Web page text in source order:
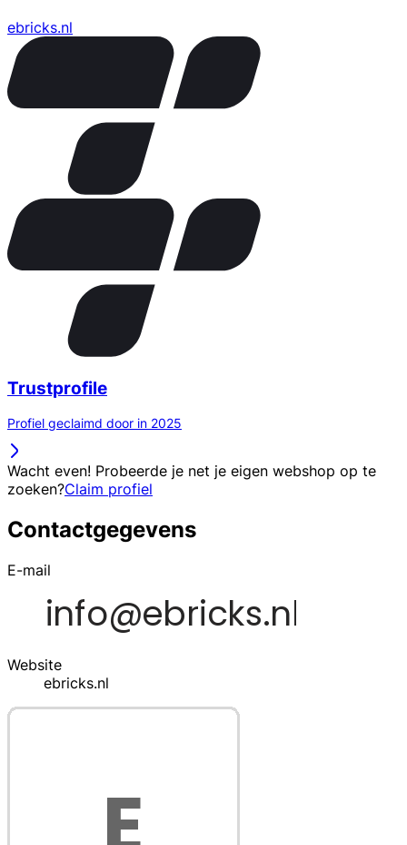
ebricks.nl
Trustprofile
Profiel geclaimd door in 2025
Wacht even! Probeerde je net je eigen webshop op te
zoeken?Claim profiel
Contactgegevens
E-mail
Website
ebricks.nl